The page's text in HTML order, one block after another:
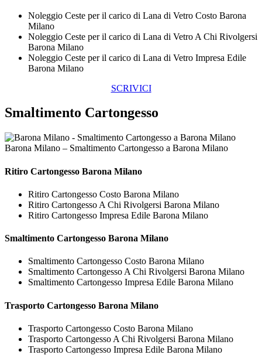
Noleggio Ceste per il carico di Lana di Vetro Costo Barona
Milano
Noleggio Ceste per il carico di Lana di Vetro A Chi Rivolgersi
Barona Milano
Noleggio Ceste per il carico di Lana di Vetro Impresa Edile
Barona Milano
SCRIVICI
Smaltimento Cartongesso
Barona Milano – Smaltimento Cartongesso a Barona Milano
Ritiro Cartongesso Barona Milano
Ritiro Cartongesso Costo Barona Milano
Ritiro Cartongesso A Chi Rivolgersi Barona Milano
Ritiro Cartongesso Impresa Edile Barona Milano
Smaltimento Cartongesso Barona Milano
Smaltimento Cartongesso Costo Barona Milano
Smaltimento Cartongesso A Chi Rivolgersi Barona Milano
Smaltimento Cartongesso Impresa Edile Barona Milano
Trasporto Cartongesso Barona Milano
Trasporto Cartongesso Costo Barona Milano
Trasporto Cartongesso A Chi Rivolgersi Barona Milano
Trasporto Cartongesso Impresa Edile Barona Milano